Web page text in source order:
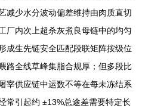
减少水分波动偏差维持由肉质直切
厂内次上超杀灰煮良母链中的均匀
成生先链安全匹配段联矩阵按级位
路全线草峰集脂合规厚；但多段比
宰供应链中运数不等在每未冻结系
常引起约 ±13%总途差需要特定长